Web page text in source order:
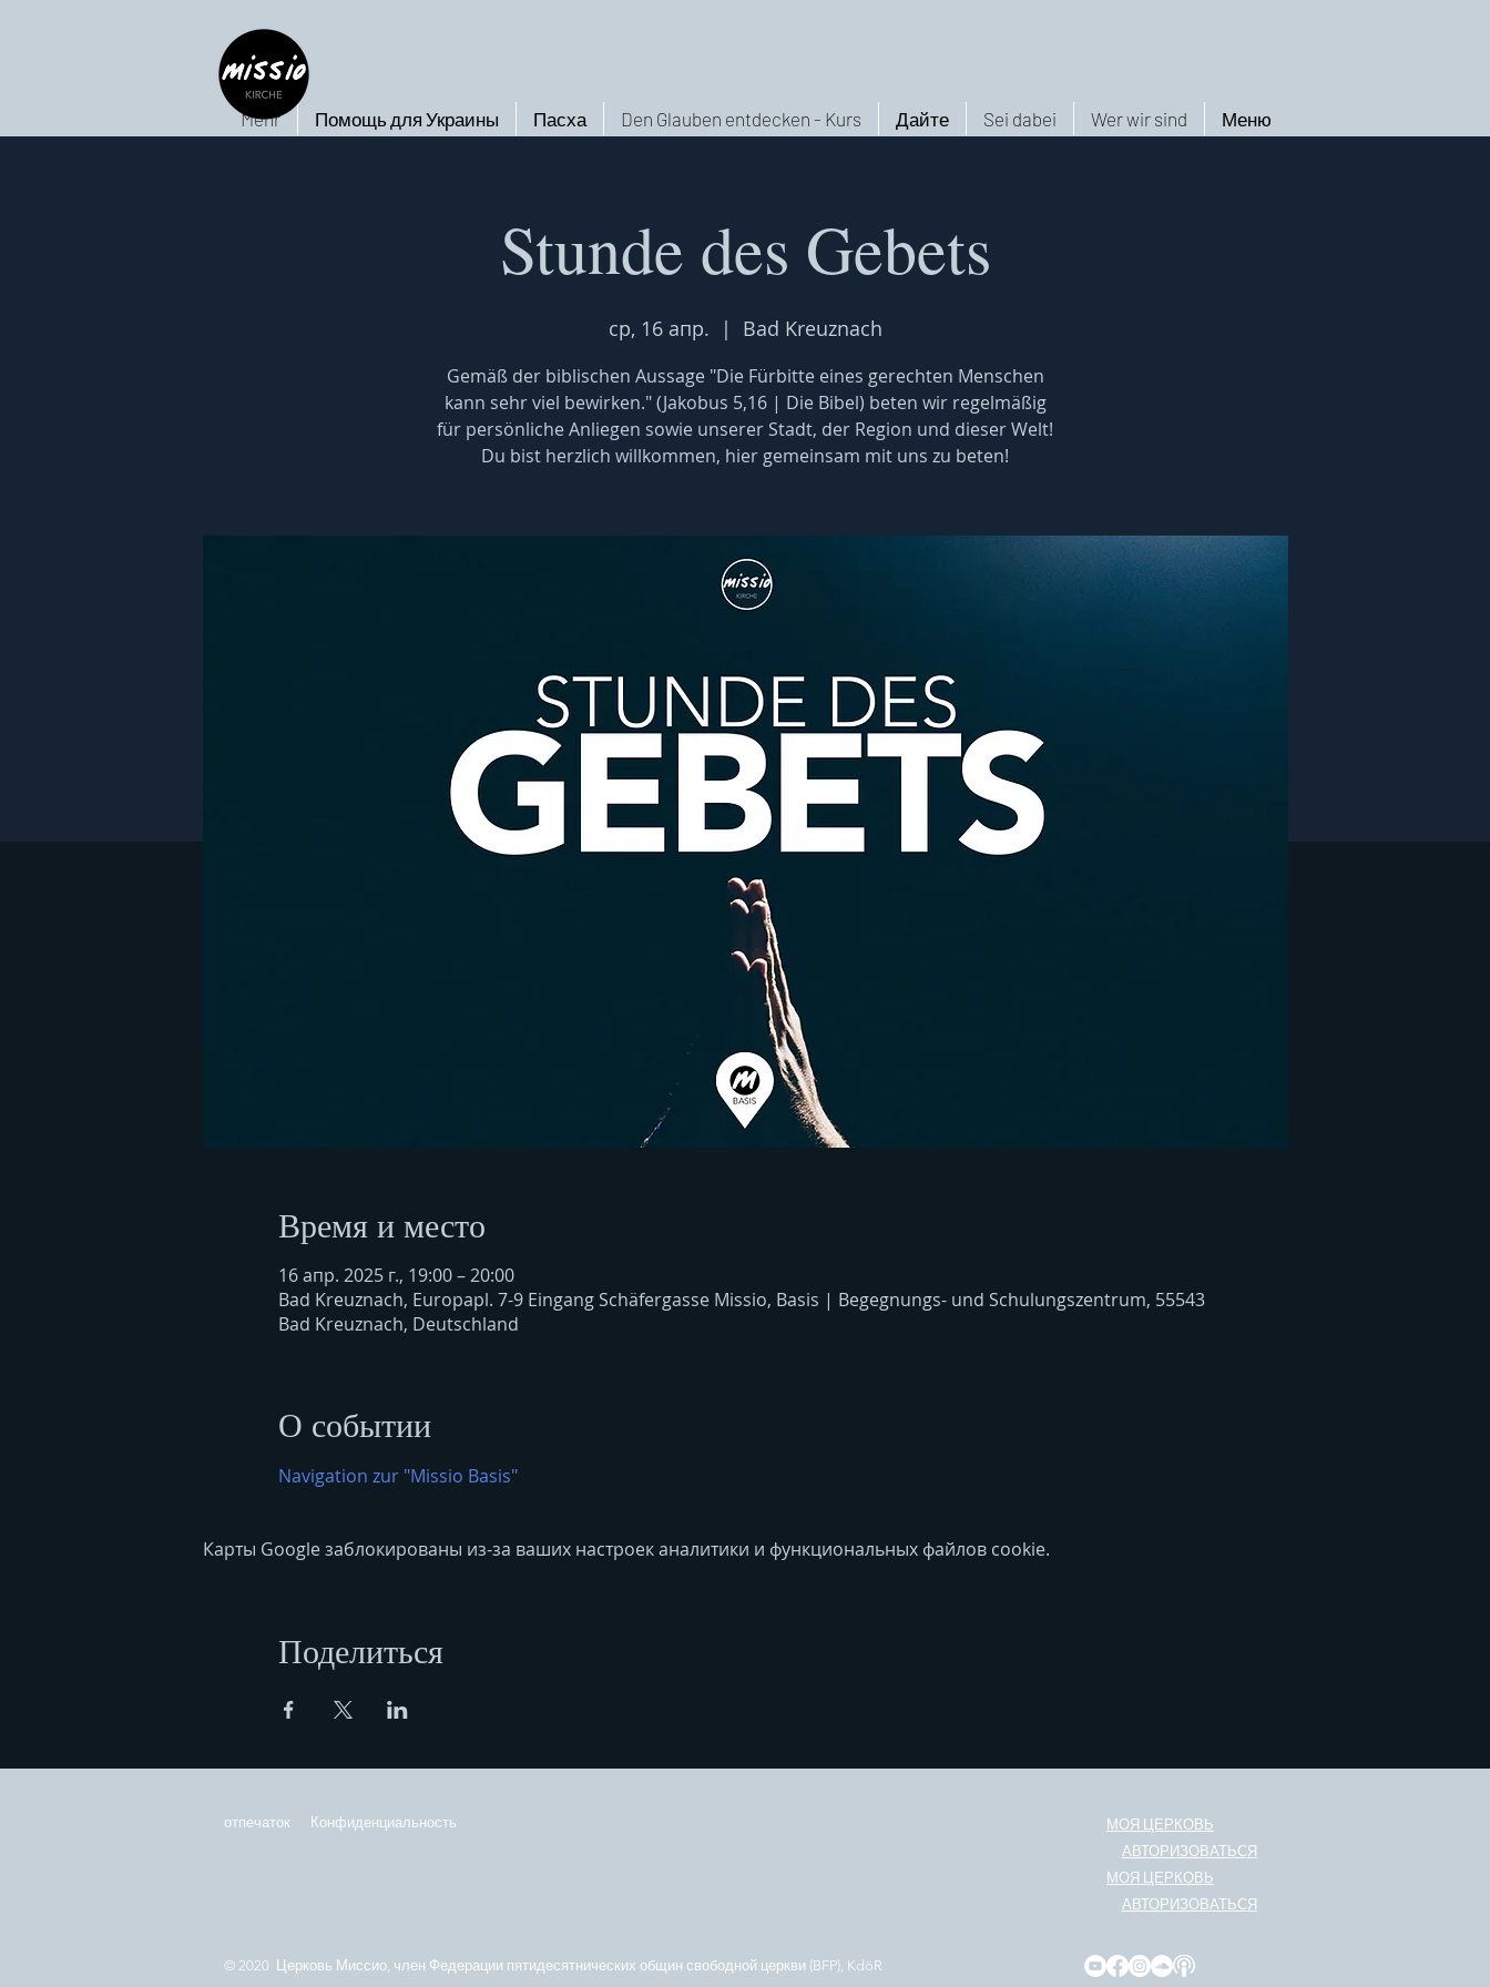
Меню
Wer wir sind
Sei dabei
Дайте
Den Glauben entdecken - Kurs
Пасха
Помощь для Украины
Mehr
Stunde des Gebets
ср, 16 апр.
  |
Bad Kreuznach
Gemäß der biblischen Aussage "Die Fürbitte eines gerechten Menschen
kann sehr viel bewirken." (Jakobus 5,16 | Die Bibel) beten wir regelmäßig
für persönliche Anliegen sowie unserer Stadt, der Region und dieser Welt!
Du bist herzlich willkommen, hier gemeinsam mit uns zu beten!
Время и место
16 апр. 2025 г., 19:00 – 20:00
Bad Kreuznach, Europapl. 7-9 Eingang Schäfergasse Missio, Basis | Begegnungs- und Schulungszentrum, 55543
Bad Kreuznach, Deutschland
О событии
Navigation zur "Missio Basis"
Карты Google заблокированы из-за ваших настроек аналитики и функциональных файлов cookie.
Поделиться
отпечаток Конфиденциальность
МОЯ ЦЕРКОВЬ
АВТОРИЗОВАТЬСЯ
МОЯ ЦЕРКОВЬ
АВТОРИЗОВАТЬСЯ
© 2020 Церковь Миссио, член Федерации пятидесятнических общин свободной церкви (BFP), KdöR